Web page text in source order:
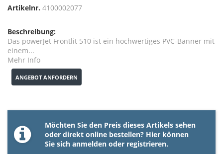
Artikelnr. 4100002077
Beschreibung:
Das powerJet Frontlit 510 ist ein hochwertiges PVC-Banner mit
einem...
Mehr Info
ANGEBOT ANFORDERN
Möchten Sie den Preis dieses Artikels sehen
oder direkt online bestellen? Hier können
Sie sich anmelden oder registrieren.